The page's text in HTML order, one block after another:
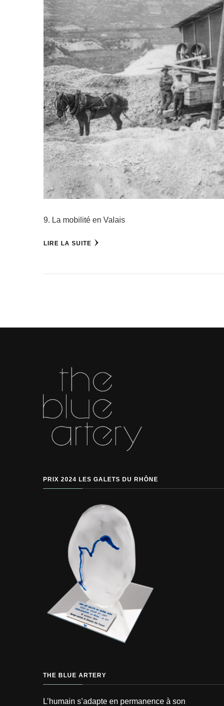
9. La mobilité en Valais
LIRE LA SUITE
PRIX 2024 LES GALETS DU RHÔNE
THE BLUE ARTERY
L’humain s’adapte en permanence à son